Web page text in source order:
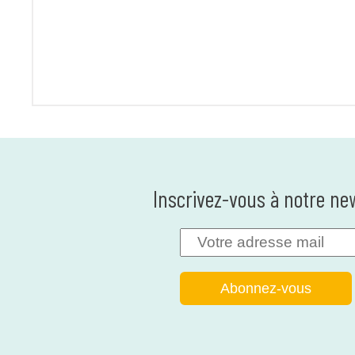
Inscrivez-vous à notre